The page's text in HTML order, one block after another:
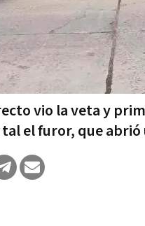
vio la veta y
el furor, que